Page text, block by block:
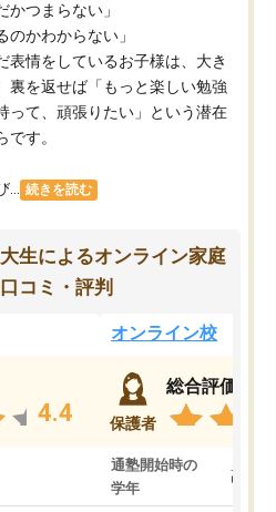
かつまらない」
のかわからない」
表情をしているお子様は、大き
裏を返せば「もっと楽しい勉強
って、頑張りたい」という潜在
す。
続きを読む
生によるオンライン家庭
コミ・評判
4.4
オンライン校
保護者
総合評価
通塾開始時の
学年
高3